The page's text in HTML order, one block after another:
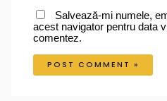
Salvează-mi numele,
acest navigator pentru data
comentez.